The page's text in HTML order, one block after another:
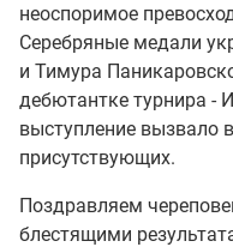
неоспоримое
Серебряные медали
и Тимура
дебютантке турнира -
выступление вызвало
присутствующих.
Поздравляем
блестящими